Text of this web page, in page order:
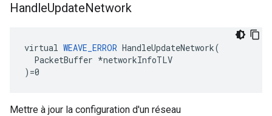
HandleUpdateNetwork
virtual WEAVE_ERROR HandleUpdateNetwork(
  PacketBuffer *networkInfoTLV
)=0
Mettre à jour la configuration d'un réseau